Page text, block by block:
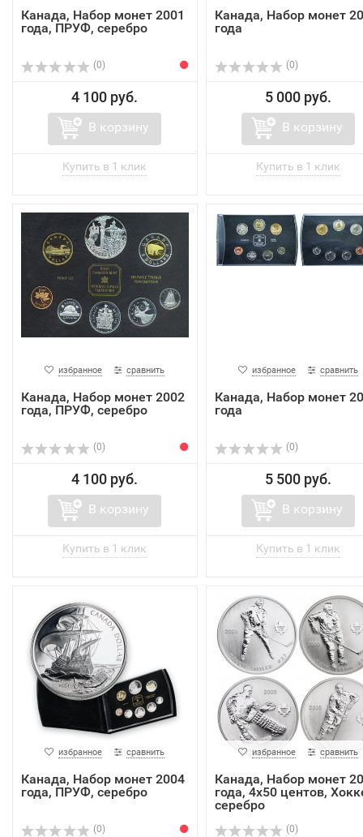
Канада, Набор монет 2001
года, ПРУФ, серебро
(0)
4 100 руб.
В корзину
Канада, Набор монет
года
(0)
5 000 руб.
В корзину
избранное сравнить
Канада, Набор монет 2002
года, ПРУФ, серебро
(0)
4 100 руб.
В корзину
избранное сравнить
Канада, Набор монет
года
(0)
5 500 руб.
В корзину
избранное сравнить
Канада, Набор монет 2004
года, ПРУФ, серебро
(0)
избранное сравнить
Канада, Набор монет
года, 4х50 центов,
серебро
(0)